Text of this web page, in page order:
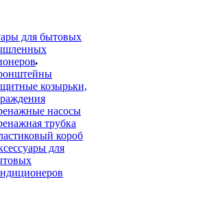
для бытовых
козырьки,
насосы
трубка
короб
для